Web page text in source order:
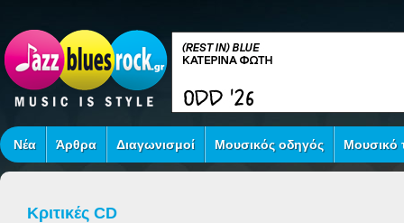
Νέα Άρθρα Διαγωνισμοί Μουσικός οδηγός Μουσικό
Κριτικές CD